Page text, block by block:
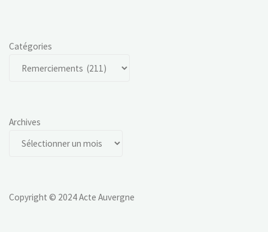
Catégories
Archives
Copyright © 2024 Acte Auvergne